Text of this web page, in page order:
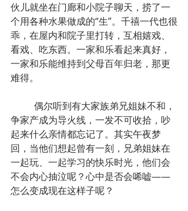
伙儿就坐在门廊和小院子聊天，捞了一
个用各种水果做成的“生”。千禧一代也很
乖，在屋内和院子里打转，互相嬉戏、
看戏、吃东西。一家和乐看起来真好，
一家和乐能维持到父母百年归老，那更
难得。
争家产成为导火线，一发不可收拾，吵
起来什么亲情都忘记了。其实午夜梦
回，当他们想起曾有一刻，兄弟姐妹在
一起玩、一起学习的快乐时光，他们会
不会内心抽泣呢？心中是否会唏嘘——
怎么变成现在这样子呢？